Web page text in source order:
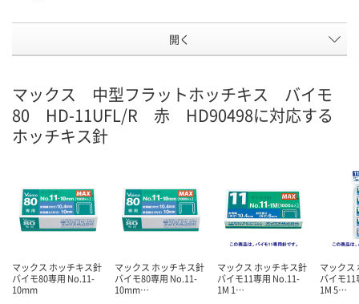
開く
マックス 中型フラットホッチキス バイモ
80 HD-11UFL/R 赤 HD90498に対応する
ホッチキス針
マックス ホッチキス針
バイモ80専用 No.11-
10mm
マックス ホッチキス針
バイモ80専用 No.11-
10mm…
マックス ホッチキス針
バイモ11専用 No.11-
1M 1…
マックス
バイモ11
1M 5…